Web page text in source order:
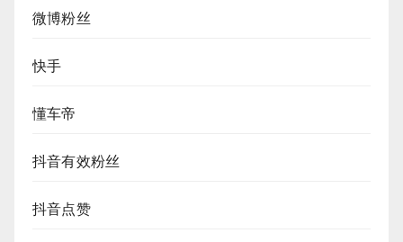
微博粉丝
快手
懂车帝
抖音有效粉丝
抖音点赞